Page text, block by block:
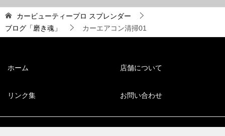
カービューティープロ スプレンダー
ブログ「磨き魂」
カーエアコン清掃01
ホーム 店舗について
リンク集 お問い合わせ